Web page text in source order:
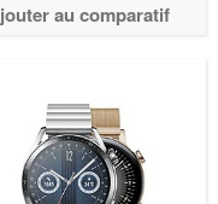
au comparatif